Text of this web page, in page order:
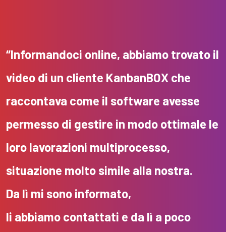
“Informandoci online, abbiamo trovato il
video di un cliente KanbanBOX che
raccontava come il software avesse
permesso di gestire in modo ottimale le
loro lavorazioni multiprocesso,
situazione molto simile alla nostra.
Da lì mi sono informato,
li abbiamo contattati e da lì a poco